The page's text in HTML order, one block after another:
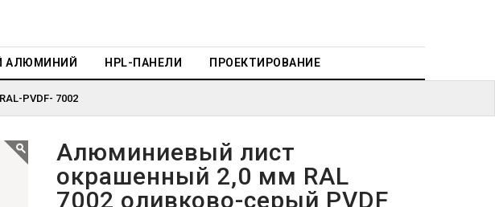
АЛЮМИНИЙ HPL-ПАНЕЛИ ПРОЕКТИРОВАНИЕ
PVDF- 7002
Алюминиевый лист
окрашенный 2,0 мм RAL
7002 оливково-серый PVDF